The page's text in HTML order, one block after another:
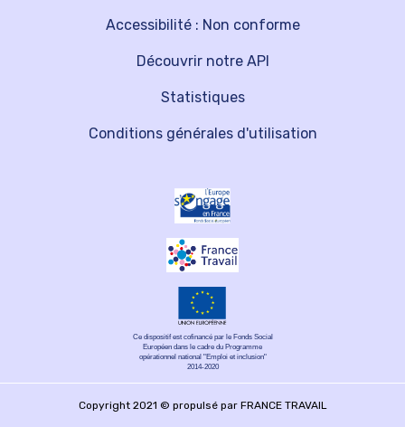
Découvrir notre API
Statistiques
Accessibilité : Non conforme
Conditions générales d'utilisation
Ce dispositif est cofinancé par le Fonds Social
Européen dans le cadre du Programme
opérationnel national "Emploi et inclusion"
2014-2020
Copyright 2021 © propulsé par FRANCE TRAVAIL